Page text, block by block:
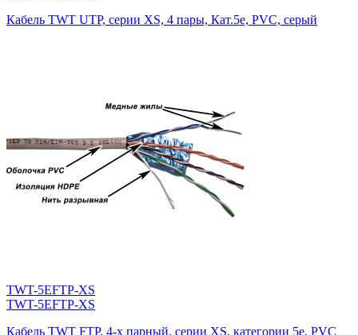
Кабель TWT UTP, серии XS, 4 пары, Кат.5e, PVC, серый
TWT-5EFTP-XS
TWT-5EFTP-XS
Кабель TWT FTP, 4-х парный, серии XS, категории 5е, PVC